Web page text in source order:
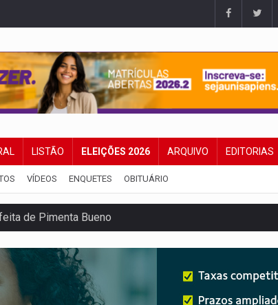
LISTÃO ELEIÇÕES 2026 ARQUIVO EDITORIAS
VÍDEOS ENQUETES OBITUÁRIO
nas eleições de 2026
sábado